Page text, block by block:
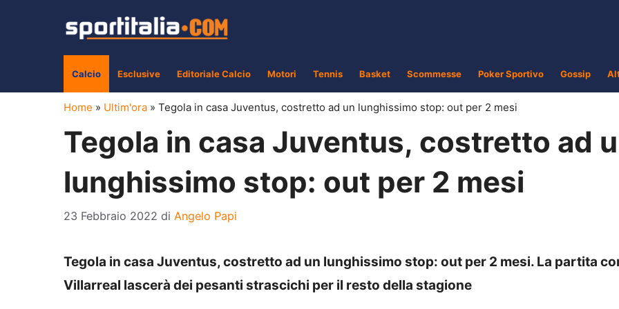
Calcio Esclusive Editoriale Calcio Motori Tennis Basket Scommesse Poker Sportivo Gossip
Home » Ultim'ora » Tegola in casa Juventus, costretto ad un lunghissimo stop: out per 2 mesi
Tegola in casa Juventus, costretto ad
lunghissimo stop: out per 2 mesi
23 Febbraio 2022 di Angelo Papi
Tegola in casa Juventus, costretto ad un lunghissimo stop: out per 2 mesi. La partita
Villarreal lascerà dei pesanti strascichi per il resto della stagione